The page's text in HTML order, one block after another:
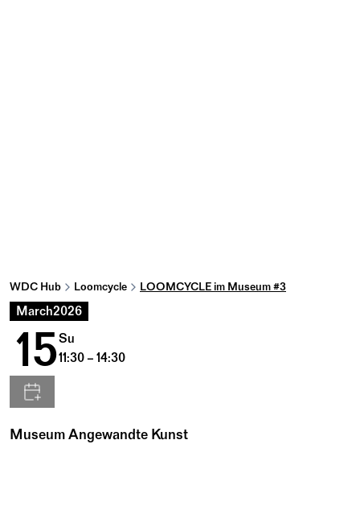
WDC Hub Loomcycle LOOMCYCLE im Museum #3
March2026
15Su
11:30 – 14:30
Museum Angewandte Kunst